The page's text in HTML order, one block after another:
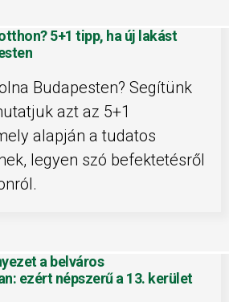
5+1 tipp, ha új lakást
Budapesten? Segítünk
azt az 5+1
alapján a tudatos
legyen szó befektetésről
a belváros
ezért népszerű a 13. kerület